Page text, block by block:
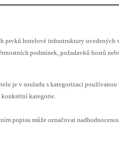
prvků hotelové infrastruktury uvedených
podmínek, požadavků hostů
je v souladu s kategorizací používanou
kategorie.
popisu může označovat